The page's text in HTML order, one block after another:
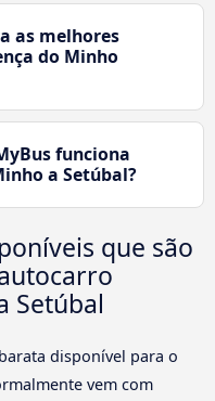
as melhores
do Minho
funciona
a Setúbal?
que são
Setúbal
disponível para o
vem com